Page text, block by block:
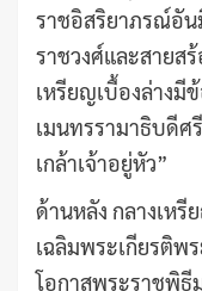
ราชอิสริยาภรณ์อัน
ราชวงศ์และสายส
เหรียญเบื้องล่างมี
เมนทรรามาธิบดีศ
เกล้าเจ้าอยู่หัว”
ด้านหลัง กลางเห
เฉลิมพระเกียรติพ
โอกาสพระราชพิธี